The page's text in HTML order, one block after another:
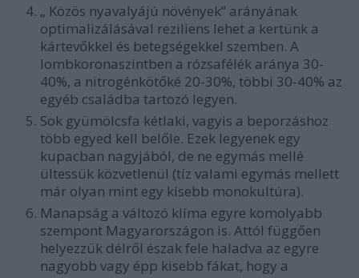
„ Közös nyavalyájú növények” arányának
optimalizálásával reziliens lehet a kertünk a
kártevőkkel és betegségekkel szemben. A
lombkoronaszintben a rózsafélék aránya 30-
40%, a nitrogénkötőké 20-30%, többi 30-40% az
egyéb családba tartozó legyen.
Sok gyümölcsfa kétlaki, vagyis a beporzáshoz
több egyed kell belőle. Ezek legyenek egy
kupacban nagyjából, de ne egymás mellé
ültessük közvetlenül (tíz valami egymás mellett
már olyan mint egy kisebb monokultúra).
Manapság a változó klíma egyre komolyabb
szempont Magyarországon is. Attól függően
helyezzük délről észak fele haladva az egyre
nagyobb vagy épp kisebb fákat, hogy a